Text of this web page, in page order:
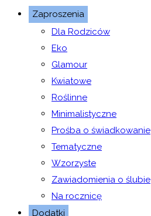
Zaproszenia
Dla Rodziców
Eko
Glamour
Kwiatowe
Roślinne
Minimalistyczne
Prośba o świadkowanie
Tematyczne
Wzorzyste
Zawiadomienia o ślubie
Na rocznicę
Dodatki